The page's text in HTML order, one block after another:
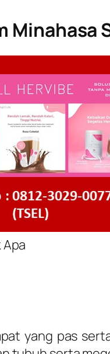
Minahasa
yang pas